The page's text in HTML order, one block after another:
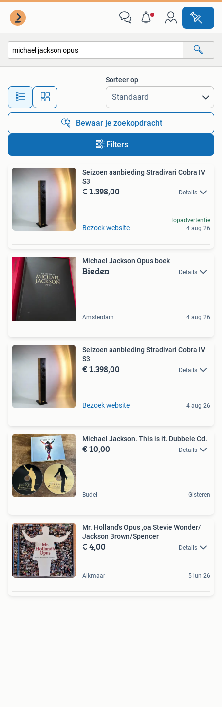
Alle afstanden…
Sorteer op
Bewaar je zoekopdracht
Filters
Seizoen aanbieding Stradivari Cobra IV
S3
€ 1.398,00 Details
Bezoek website
Topadvertentie
4 aug 26
Michael Jackson Opus boek
Bieden Details
Amsterdam 4 aug 26
Seizoen aanbieding Stradivari Cobra IV
S3
€ 1.398,00 Details
Bezoek website 4 aug 26
Michael Jackson. This is it. Dubbele Cd.
€ 10,00 Details
Budel Gisteren
Mr. Holland's Opus ,oa Stevie Wonder/
Jackson Brown/Spencer
€ 4,00 Details
Alkmaar 5 jun 26